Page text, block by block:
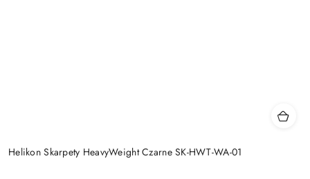
Helikon Skarpety HeavyWeight Czarne SK-HWT-WA-01